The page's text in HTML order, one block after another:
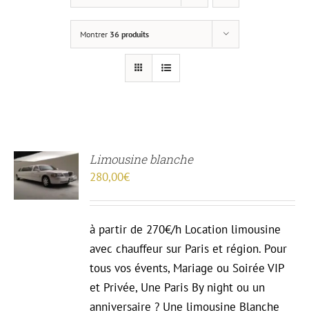
Montrer 36 produits
Limousine blanche
280,00€
à partir de 270€/h Location limousine
avec chauffeur sur Paris et région. Pour
tous vos évents, Mariage ou Soirée VIP
et Privée, Une Paris By night ou un
anniversaire ? Une limousine Blanche